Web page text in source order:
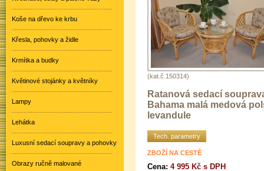
(kat.č.150314)
Ratanová sedací
Bahama malá medová
levandule
Tech. parametry
ZBOŽÍ NA CESTĚ
Cena: 4 995 Kč s DPH
Koše na dřevo ke krbu
Křesla, pohovky a židle
Krmítka a budky
Květinové stojánky a květníky
Lampy
Lehátka
Luxusní sedací soupravy a pohovky
Obrazy ručně malované